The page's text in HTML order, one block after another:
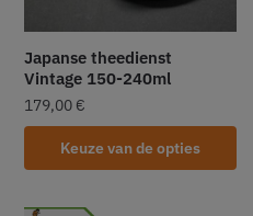
Japanse theedienst
Vintage 150-240ml
179,00 €
Keuze van de opties